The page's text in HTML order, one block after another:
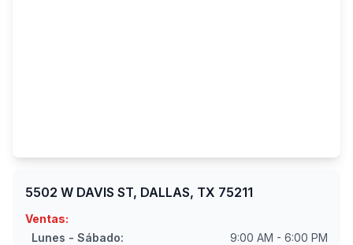
5502 W DAVIS ST, DALLAS, TX 75211
Ventas:
Lunes - Sábado:
9:00 AM - 6:00 PM